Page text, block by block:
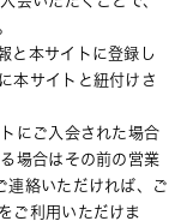
と本サイトに登録し
本サイトと紐付けさ
にご入会された場合
場合はその前の営業
絡いただければ、ご
ご利用いただけま